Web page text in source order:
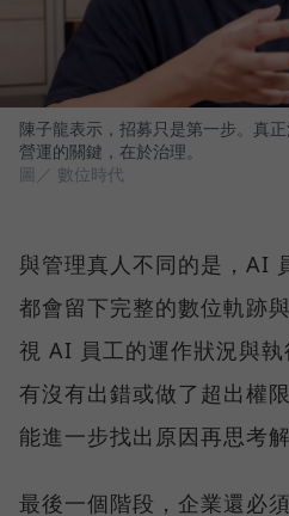
陳子龍表示，招募只是第一步。真
營運的關鍵，在於治理。
圖／ 數位時代
與管理真人不同的是，AI
都會留下完整的數位軌跡
視 AI 員工的運作狀況與
有沒有出錯或做了超出權
能進一步找出原因再思考解
最後一個階段，企業還必